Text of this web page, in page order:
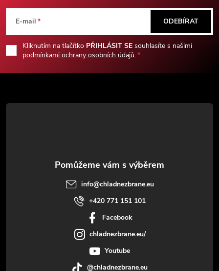
p
a
E-mail
Kliknutím na tlačítko PŘIHLÁSIT SE souhlasíte s našimi
podmínkami ochrany osobních údajů.
ODEBÍRAT
info@chladnezbrane.eu
+420 771 151 101
Facebook
chladnezbrane.eu/
Youtube
@chladnezbrane.eu